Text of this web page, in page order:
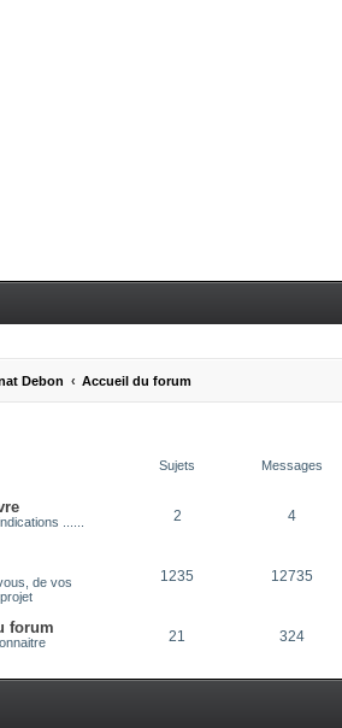
Debon Accueil du forum
Sujets Messages
...... 2 4
de vos
1235 12735
forum 21 324